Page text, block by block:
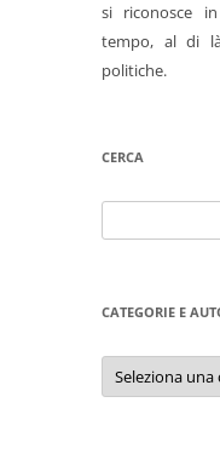
si riconosce
tempo, al di
politiche.
CERCA
per:
CATEGORIE E
Categorie
autori